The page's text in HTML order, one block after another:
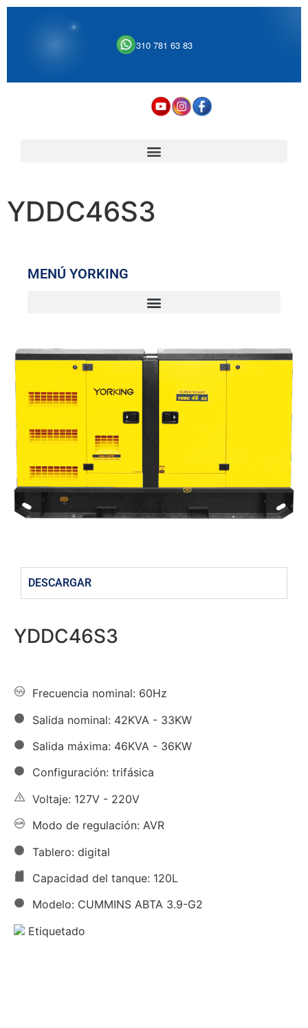
310 781 63 83
YDDC46S3
MENÚ YORKING
DESCARGAR
YDDC46S3
Frecuencia nominal: 60Hz
Salida nominal: 42KVA - 33KW
Salida máxima: 46KVA - 36KW
Configuración: trifásica
Voltaje: 127V - 220V
Modo de regulación: AVR
Tablero: digital
Capacidad del tanque: 120L
Modelo: CUMMINS ABTA 3.9-G2
Etiquetado